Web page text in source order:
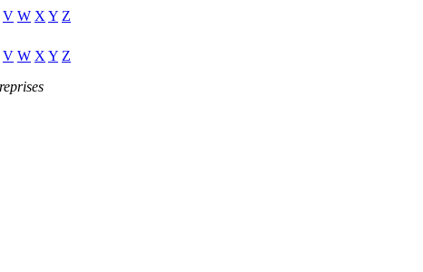
V W X Y Z
V W X Y Z